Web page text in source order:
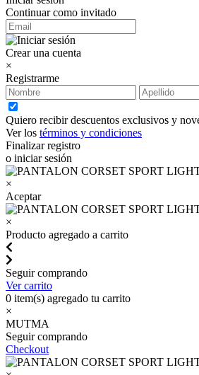
Continuar como invitado
Crear una cuenta
×
Registrarme
Quiero recibir descuentos exclusivos y
Ver los términos y condiciones
Finalizar registro
o iniciar sesión
×
Aceptar
×
Producto agregado a carrito
Seguir comprando
Ver carrito
0 item(s) agregado tu carrito
×
MUTMA
Seguir comprando
Checkout